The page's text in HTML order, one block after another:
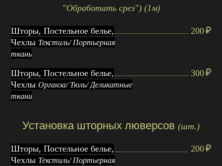
"Обработать срез") (1м)
Шторы, Постельное белье,
Чехлы Текстиль/ Портьерная
ткань
200
Шторы, Постельное белье,
ЧехлыОрганза/ Тюль/ Деликатные
ткани
300
Установка шторных люверсов (шт.)
Шторы, Постельное белье,
Чехлы Текстиль/ Портьерная
200